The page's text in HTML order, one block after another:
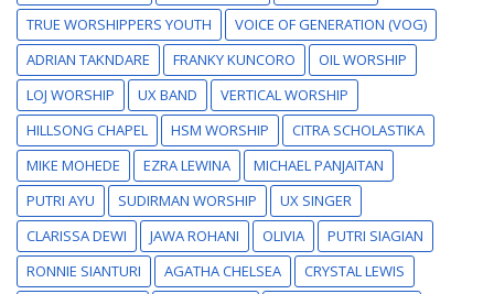
TRUE WORSHIPPERS YOUTH
VOICE OF GENERATION (VOG)
ADRIAN TAKNDARE
FRANKY KUNCORO
OIL WORSHIP
LOJ WORSHIP
UX BAND
VERTICAL WORSHIP
HILLSONG CHAPEL
HSM WORSHIP
CITRA SCHOLASTIKA
MIKE MOHEDE
EZRA LEWINA
MICHAEL PANJAITAN
PUTRI AYU
SUDIRMAN WORSHIP
UX SINGER
CLARISSA DEWI
JAWA ROHANI OLIVIA
PUTRI SIAGIAN
RONNIE SIANTURI
AGATHA CHELSEA
CRYSTAL LEWIS